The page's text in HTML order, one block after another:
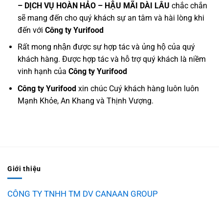
– DỊCH VỤ HOÀN HẢO – HẬU MÃI DÀI LÂU chắc chắn
sẽ mang đến cho quý khách sự an tâm và hài lòng khi
đến với Công ty Yurifood
Rất mong nhận được sự hợp tác và ủng hộ của quý
khách hàng. Được hợp tác và hỗ trợ quý khách là niềm
vinh hạnh của Công ty Yurifood
Công ty Yurifoodxin chúc Cuý khách hàng luôn luôn
Mạnh Khỏe, An Khang và Thịnh Vượng.
Giới thiệu
CÔNG TY TNHH TM DV CANAAN GROUP